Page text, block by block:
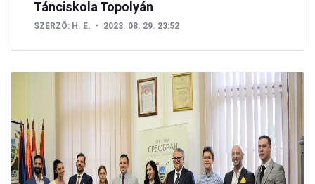
Tánciskola Topolyán
SZERZŐ: H. E. 2023. 08. 29. 23:52